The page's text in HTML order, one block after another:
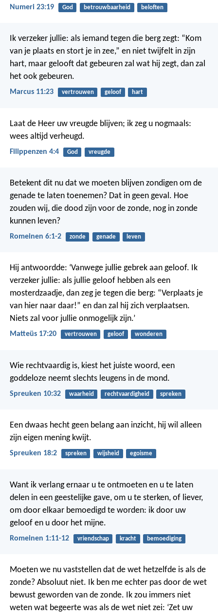
Numeri 23:19 God betrouwbaarheid beloften
Ik verzeker jullie: als iemand tegen die berg zegt: “Kom
van je plaats en stort je in zee,” en niet twijfelt in zijn
hart, maar gelooft dat gebeuren zal wat hij zegt, dan zal
het ook gebeuren.
Marcus 11:23 vertrouwen geloof hart
Laat de Heer uw vreugde blijven; ik zeg u nogmaals:
wees altijd verheugd.
Filippenzen 4:4 God vreugde
Betekent dit nu dat we moeten blijven zondigen om de
genade te laten toenemen? Dat in geen geval. Hoe
zouden wij, die dood zijn voor de zonde, nog in zonde
kunnen leven?
Romeinen 6:1-2 zonde genade leven
Hij antwoordde: ‘Vanwege jullie gebrek aan geloof. Ik
verzeker jullie: als jullie geloof hebben als een
mosterdzaadje, dan zeg je tegen die berg: “Verplaats je
van hier naar daar!” en dan zal hij zich verplaatsen.
Niets zal voor jullie onmogelijk zijn.’
Matteüs 17:20 vertrouwen geloof wonderen
Wie rechtvaardig is, kiest het juiste woord, een
goddeloze neemt slechts leugens in de mond.
Spreuken 10:32 waarheid rechtvaardigheid spreken
Een dwaas hecht geen belang aan inzicht, hij wil alleen
zijn eigen mening kwijt.
Spreuken 18:2 spreken wijsheid egoisme
Want ik verlang ernaar u te ontmoeten en u te laten
delen in een geestelijke gave, om u te sterken, of liever,
om door elkaar bemoedigd te worden: ik door uw
geloof en u door het mijne.
Romeinen 1:11-12 vriendschap kracht bemoediging
Moeten we nu vaststellen dat de wet hetzelfde is als de
zonde? Absoluut niet. Ik ben me echter pas door de wet
bewust geworden van de zonde. Ik zou immers niet
weten wat begeerte was als de wet niet zei: ‘Zet uw